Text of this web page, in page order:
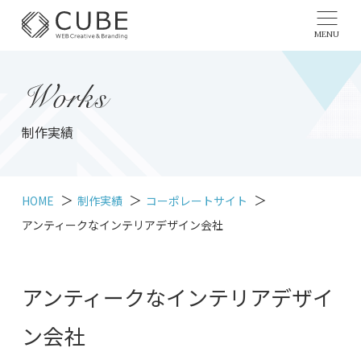
MENU
Works
制作実績
HOME 制作実績
コーポレートサイト
アンティークなインテリアデザイン会社
アンティークなインテリアデザイ
ン会社